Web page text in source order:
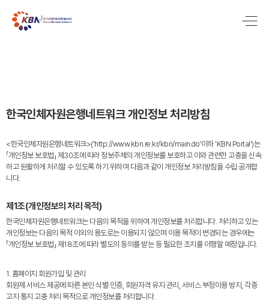
한국인체자원은행네트워크 개인정보 처리방침
<한국인체자원은행네트워크>('http://www.kbn.re.kr/kbn/main.do'이하 'KBN Portal')는
「개인정보 보호법」 제30조에 따라 정보주체의 개인정보를 보호하고 이와 관련한 고충을 신속
하고 원활하게 처리할 수 있도록 하기 위하여 다음과 같이 개인정보 처리방침을 수립·공개합
니다.
제1조(개인정보의 처리 목적)
한국인체자원은행네트워크는 다음의 목적을 위하여 개인정보를 처리합니다. 처리하고 있는
개인정보는 다음의 목적 이외의 용도로는 이용되지 않으며 이용 목적이 변경되는 경우에는
「개인정보 보호법」 제18조에 따라 별도의 동의를 받는 등 필요한 조치를 이행할 예정입니다.
1. 홈페이지 회원가입 및 관리
회원제 서비스 제공에 따른 본인 식별·인증, 회원자격 유지·관리, 서비스 부정이용 방지, 각종
고지·통지 고충 처리 목적으로 개인정보를 처리합니다.